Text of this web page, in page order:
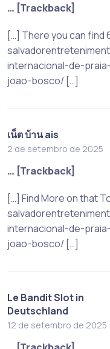
… [Trackback]
[…] There you can find
internacional-de-
joao-bosco/ […]
เน็ต บ้าน ais
2 de setembro de 2025
… [Trackback]
[…] Find More on that
internacional-de-
joao-bosco/ […]
Le Bandit Slot in
Deutschland
12 de setembro de 2025